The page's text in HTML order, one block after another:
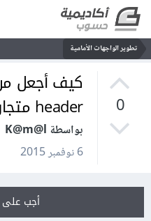
تطوير الواجهات الأمامية
0
كيف أجعل
header متجاوبة مع جميع الشاشات؟
بواسطة K@m@l
6 نوفمبر 2015
أجب على